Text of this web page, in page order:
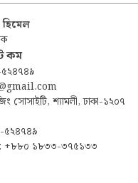
কম
সোসাইটি, শ্যামলী, ঢাকা-১২০৭
+৮৮০ ১৮৩৩-৩৭৫১৩৩